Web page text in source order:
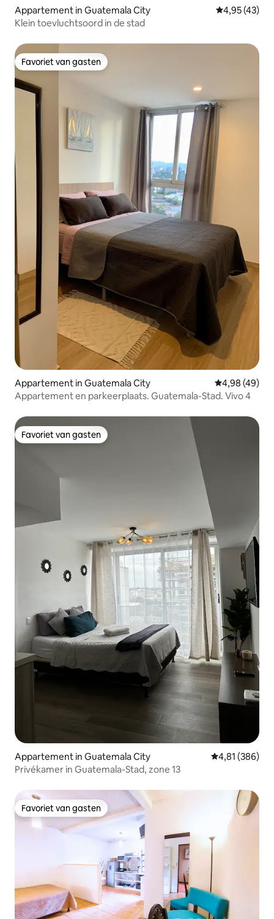
Appartement in Guatemala City Gemiddelde
4,95 (43)
Klein toevluchtsoord in de stad
Favoriet van gasten
Favoriet van gasten
Appartement in Guatemala City Gemiddelde
4,98 (49)
Appartement en parkeerplaats. Guatemala-Stad. Vivo 4
Favoriet van gasten
Favoriet van gasten
Appartement in Guatemala City Gemiddelde
4,81 (386)
Privékamer in Guatemala-Stad, zone 13
Favoriet van gasten
Favoriet van gasten